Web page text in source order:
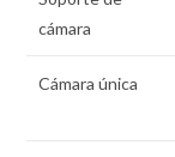
cámara
Cámara única